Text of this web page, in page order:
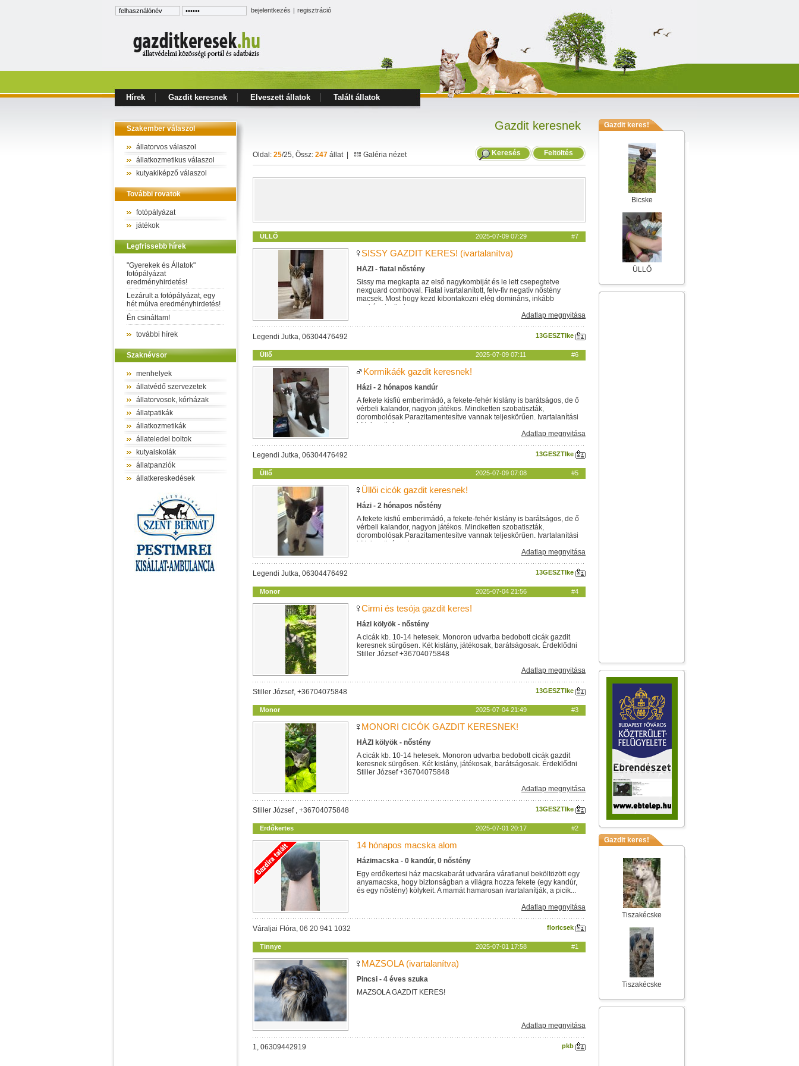
bejelentkezés | regisztráció
Hírek Gazdit keresnek Elveszett állatok Talált állatok
Szakember válaszol
állatorvos válaszol
állatkozmetikus válaszol
kutyakiképző válaszol
További rovatok
fotópályázat
játékok
Legfrissebb hírek
"Gyerekek és Állatok"
fotópályázat
eredményhirdetés!
Lezárult a fotópályázat, egy
hét múlva eredményhirdetés!
Én csináltam!
további hírek
Szaknévsor
menhelyek
állatvédő szervezetek
állatorvosok, kórházak
állatpatikák
állatkozmetikák
állateledel boltok
kutyaiskolák
állatpanziók
állatkereskedések
Gazdit keresnek
Oldal: 25/25, Össz: 247 állat | Galéria nézet Feltöltés
Keresés
ÜLLŐ 2025-07-09 07:29 #7
SISSY GAZDIT KERES! (ivartalanítva)
HÁZI - fiatal nőstény
Sissy ma megkapta az első nagykombiját és le lett csepegtetve
nexguard comboval. Fiatal ivartalanított, felv-fiv negatív nőstény
macsek. Most hogy kezd kibontakozni elég domináns, inkább
egykének alkalmas....
Adatlap megnyitása
Legendi Jutka, 06304476492 13GESZTIke
Üllő 2025-07-09 07:11 #6
Kormikáék gazdit keresnek!
Házi - 2 hónapos kandúr
A fekete kisfiú emberimádó, a fekete-fehér kislány is barátságos, de ő
vérbeli kalandor, nagyon játékos. Mindketten szobatiszták,
dorombolósak.Parazitamentesítve vannak teljeskörűen. Ivartalanítási
kötelezettséggel...
Adatlap megnyitása
Legendi Jutka, 06304476492 13GESZTIke
Üllő 2025-07-09 07:08 #5
Üllői cicók gazdit keresnek!
Házi - 2 hónapos nőstény
A fekete kisfiú emberimádó, a fekete-fehér kislány is barátságos, de ő
vérbeli kalandor, nagyon játékos. Mindketten szobatiszták,
dorombolósak.Parazitamentesítve vannak teljeskörűen. Ivartalanítási
kötelezettséggel...
Adatlap megnyitása
Legendi Jutka, 06304476492 13GESZTIke
Monor 2025-07-04 21:56 #4
Cirmi és tesója gazdit keres!
Házi kölyök - nőstény
A cicák kb. 10-14 hetesek. Monoron udvarba bedobott cicák gazdit
keresnek sürgősen. Két kislány, játékosak, barátságosak. Érdeklődni
Stiller József +36704075848
Adatlap megnyitása
Stiller József, +36704075848 13GESZTIke
Monor 2025-07-04 21:49 #3
MONORI CICÓK GAZDIT KERESNEK!
HÁZI kölyök - nőstény
A cicák kb. 10-14 hetesek. Monoron udvarba bedobott cicák gazdit
keresnek sürgősen. Két kislány, játékosak, barátságosak. Érdeklődni
Stiller József +36704075848
Adatlap megnyitása
Stiller József , +36704075848 13GESZTIke
Erdőkertes 2025-07-01 20:17 #2
14 hónapos macska alom
Házimacska - 0 kandúr, 0 nőstény
Egy erdőkertesi ház macskabarát udvarára váratlanul beköltözött egy
anyamacska, hogy biztonságban a világra hozza fekete (egy kandúr,
és egy nőstény) kölykeit. A mamát hamarosan ivartalanítják, a picik...
Adatlap megnyitása
Váraljai Flóra, 06 20 941 1032 floricsek
Tinnye 2025-07-01 17:58 #1
MAZSOLA (ivartalanítva)
Pincsi - 4 éves szuka
MAZSOLA GAZDIT KERES!
Adatlap megnyitása
1, 06309442919 pkb
Gazdit keres!
Bicske
ÜLLŐ
Gazdit keres!
Tiszakécske
Tiszakécske